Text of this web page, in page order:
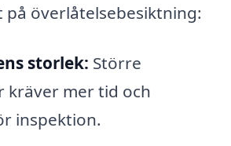
på överlåtelsebesiktning:
storlek: Större
kräver mer tid och
inspektion.